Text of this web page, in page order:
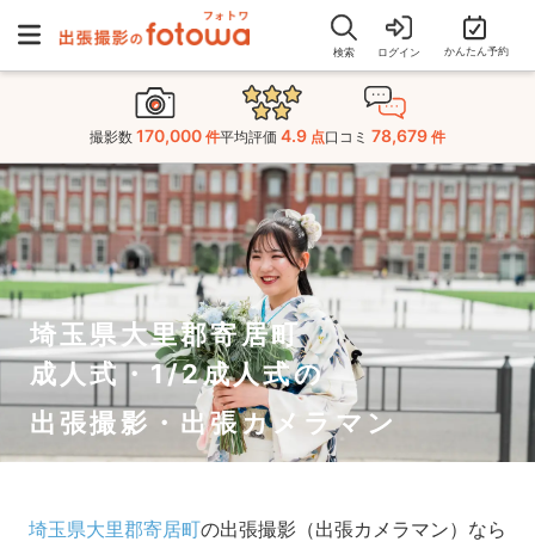
検索 ログイン かんたん予約
撮影数 170,000 件平均評価 4.9 点口コミ 78,679 件
埼玉県大里郡寄居町
成人式・1/2成人式の
出張撮影・出張カメラマン
埼玉県大里郡寄居町の出張撮影（出張カメラマン）なら